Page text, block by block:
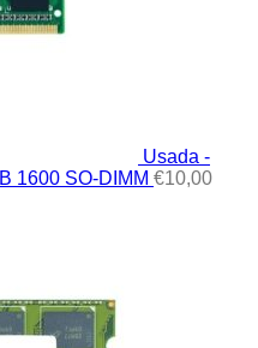
Usada -
1600 SO-DIMM €10,00